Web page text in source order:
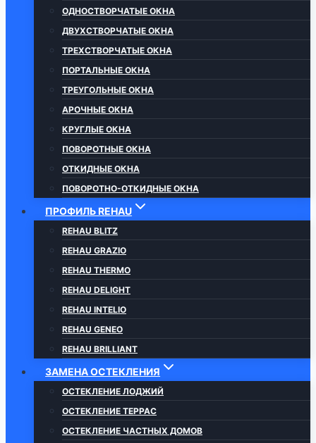
ОДНОСТВОРЧАТЫЕ ОКНА
ДВУХСТВОРЧАТЫЕ ОКНА
ТРЕХСТВОРЧАТЫЕ ОКНА
ПОРТАЛЬНЫЕ ОКНА
ТРЕУГОЛЬНЫЕ ОКНА
АРОЧНЫЕ ОКНА
КРУГЛЫЕ ОКНА
ПОВОРОТНЫЕ ОКНА
ОТКИДНЫЕ ОКНА
ПОВОРОТНО-ОТКИДНЫЕ ОКНА
ПРОФИЛЬ REHAU
REHAU BLITZ
REHAU GRAZIO
REHAU THERMO
REHAU DELIGHT
REHAU INTELIO
REHAU GENEO
REHAU BRILLIANT
ЗАМЕНА ОСТЕКЛЕНИЯ
ОСТЕКЛЕНИЕ ЛОДЖИЙ
ОСТЕКЛЕНИЕ ТЕРРАС
ОСТЕКЛЕНИЕ ЧАСТНЫХ ДОМОВ